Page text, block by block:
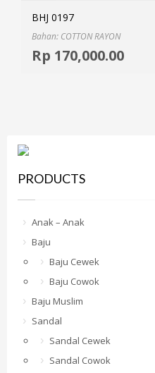
BHJ 0197
Bahan: COTTON RAYON
Rp 170,000.00
PRODUCTS
Anak – Anak
Baju
Baju Cewek
Baju Cowok
Baju Muslim
Sandal
Sandal Cewek
Sandal Cowok